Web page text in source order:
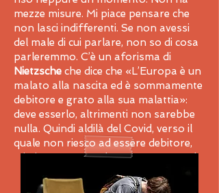
mezze misure. Mi piace pensare che
non lasci indifferenti. Se non avessi
del male di cui parlare, non so di cosa
parleremmo. C’è un aforisma di
Nietzsche che dice che «L’Europa è un
malato alla nascita ed è sommamente
debitore e grato alla sua malattia»:
deve esserlo, altrimenti non sarebbe
nulla. Quindi aldilà del Covid, verso il
quale non riesco ad essere debitore,
mi piace pensare che con questo male,
riusciamo a motivare lo spettatore ad
essere più incazzato con sé stesso e